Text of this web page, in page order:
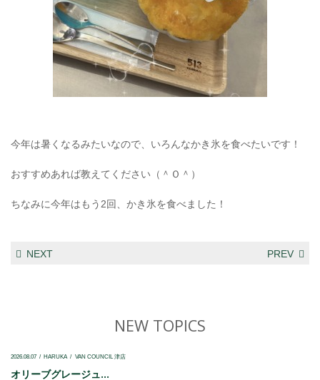
今年は暑くなるみたいなので、いろんなかき氷を食べたいです！
おすすめあれば教えてください（＾Ｏ＾）
ちなみに今年はもう2回、かき氷を食べました！
NEXT PREV
NEW TOPICS
2026.08.07 HARUKA VAN COUNCIL 津店
オリーブグレージュ...